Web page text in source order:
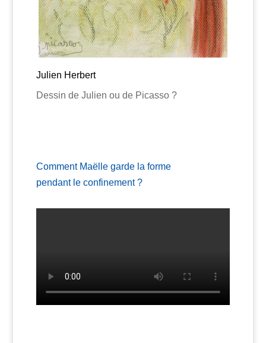
Julien Herbert
Dessin de Julien ou de Picasso ?
Comment Maëlle garde la forme
pendant le confinement ?